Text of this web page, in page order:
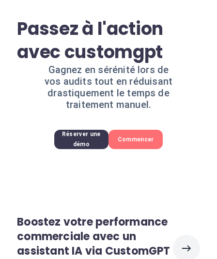
Passez à l'action
avec customgpt
Gagnez en sérénité lors de
vos audits tout en réduisant
drastiquement le temps de
traitement manuel.
Réserver une
démo
Commencer
Boostez votre performance
commerciale avec un
assistant IA via CustomGPT